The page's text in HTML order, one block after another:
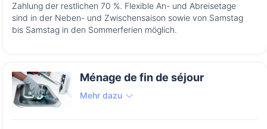
Zahlung der restlichen 70 %. Flexible An- und Abreisetage
sind in der Neben- und Zwischensaison sowie von Samstag
bis Samstag in den Sommerferien möglich.
Ménage de fin de séjour
Mehr dazu